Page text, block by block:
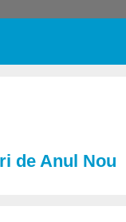
de Anul Nou